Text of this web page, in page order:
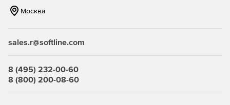
изменений.
Budgeting, устраняющий необходимость повторно
Москва
sales.r@softline.com
8 (495) 232-00-60
8 (800) 200-08-60